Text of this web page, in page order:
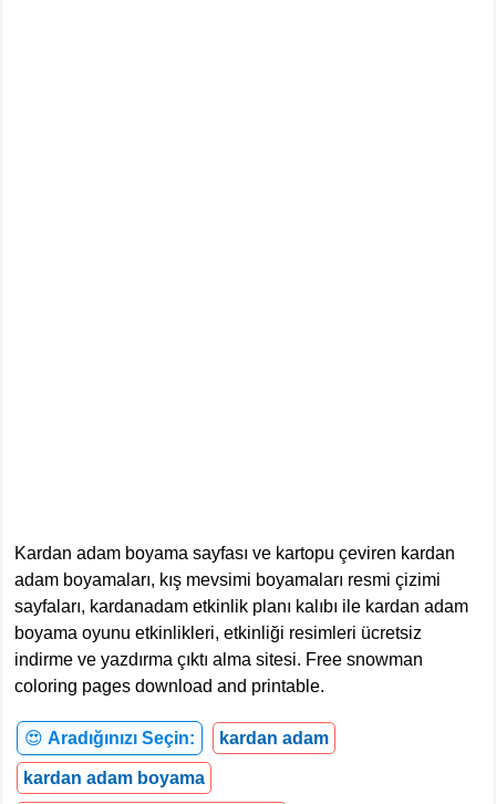
Kardan adam boyama sayfası ve kartopu çeviren kardan
adam boyamaları, kış mevsimi boyamaları resmi çizimi
sayfaları, kardanadam etkinlik planı kalıbı ile kardan adam
boyama oyunu etkinlikleri, etkinliği resimleri ücretsiz
indirme ve yazdırma çıktı alma sitesi. Free snowman
coloring pages download and printable.
😍 Aradığınızı Seçin: kardan adam
kardan adam boyama